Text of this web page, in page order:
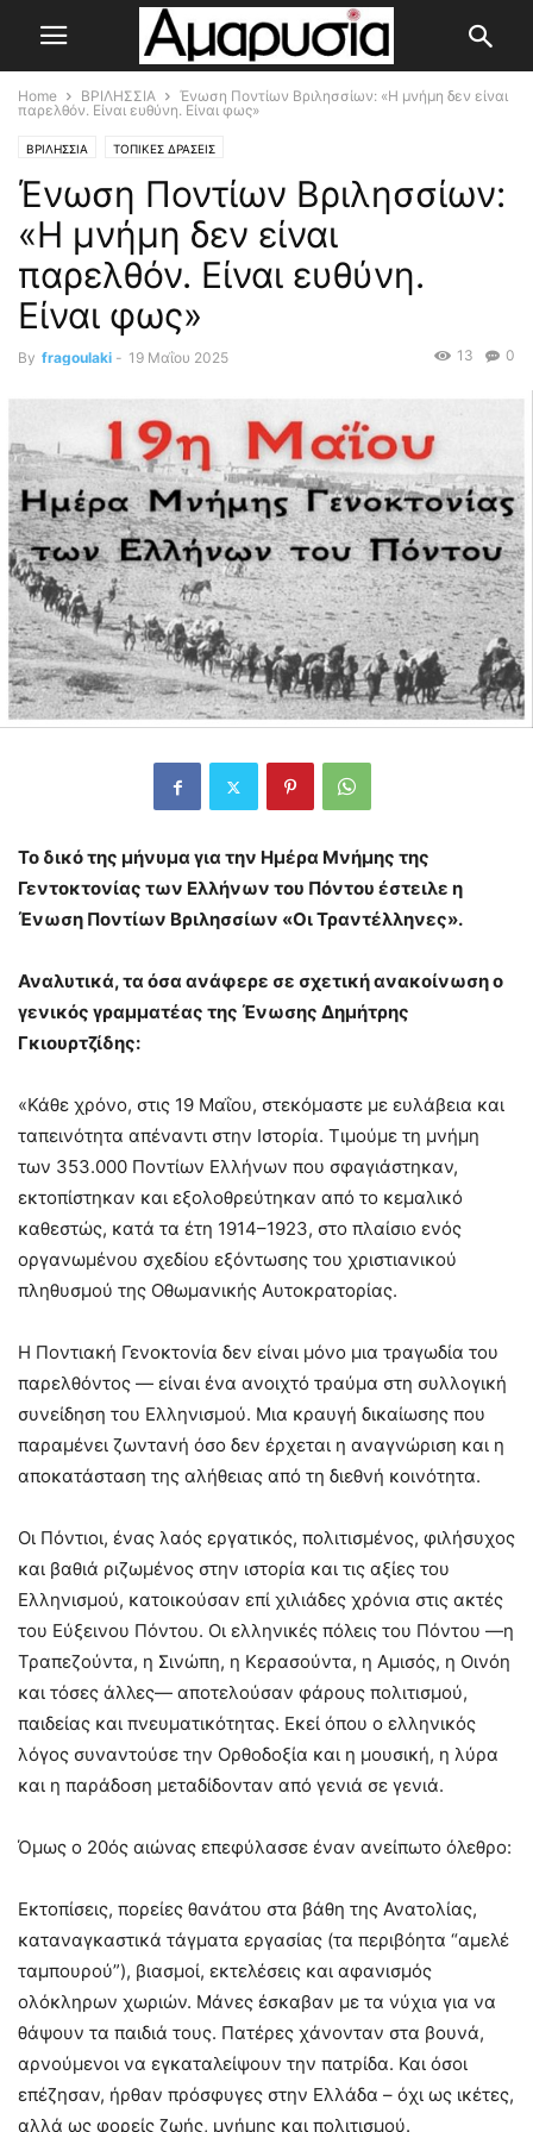
Home ΒΡΙΛΗΣΣΙΑ
Ένωση Ποντίων Βριλησσίων: «Η μνήμη δεν είναι
παρελθόν. Είναι ευθύνη. Είναι φως»
ΒΡΙΛΗΣΣΙΑ ΤΟΠΙΚΕΣ ΔΡΑΣΕΙΣ
Ένωση Ποντίων Βριλησσίων:
«Η μνήμη δεν είναι
παρελθόν. Είναι ευθύνη.
Είναι φως»
By fragoulaki - 19 Μαΐου 2025 0
13
To δικό της μήνυμα για την Ημέρα Μνήμης της
Γεντοκτονίας των Ελλήνων του Πόντου έστειλε η
Ένωση Ποντίων Βριλησσίων «Οι Τραντέλληνες».
Αναλυτικά, τα όσα ανάφερε σε σχετική ανακοίνωση ο
γενικός γραμματέας της Ένωσης Δημήτρης
Γκιουρτζίδης:
«Κάθε χρόνο, στις 19 Μαΐου, στεκόμαστε με ευλάβεια και
ταπεινότητα απέναντι στην Ιστορία. Τιμούμε τη μνήμη
των 353.000 Ποντίων Ελλήνων που σφαγιάστηκαν,
εκτοπίστηκαν και εξολοθρεύτηκαν από το κεμαλικό
καθεστώς, κατά τα έτη 1914–1923, στο πλαίσιο ενός
οργανωμένου σχεδίου εξόντωσης του χριστιανικού
πληθυσμού της Οθωμανικής Αυτοκρατορίας.
Η Ποντιακή Γενοκτονία δεν είναι μόνο μια τραγωδία του
παρελθόντος — είναι ένα ανοιχτό τραύμα στη συλλογική
συνείδηση του Ελληνισμού. Μια κραυγή δικαίωσης που
παραμένει ζωντανή όσο δεν έρχεται η αναγνώριση και η
αποκατάσταση της αλήθειας από τη διεθνή κοινότητα.
Οι Πόντιοι, ένας λαός εργατικός, πολιτισμένος, φιλήσυχος
και βαθιά ριζωμένος στην ιστορία και τις αξίες του
Ελληνισμού, κατοικούσαν επί χιλιάδες χρόνια στις ακτές
του Εύξεινου Πόντου. Οι ελληνικές πόλεις του Πόντου —η
Τραπεζούντα, η Σινώπη, η Κερασούντα, η Αμισός, η Οινόη
και τόσες άλλες— αποτελούσαν φάρους πολιτισμού,
παιδείας και πνευματικότητας. Εκεί όπου ο ελληνικός
λόγος συναντούσε την Ορθοδοξία και η μουσική, η λύρα
και η παράδοση μεταδίδονταν από γενιά σε γενιά.
Όμως ο 20ός αιώνας επεφύλασσε έναν ανείπωτο όλεθρο:
Εκτοπίσεις, πορείες θανάτου στα βάθη της Ανατολίας,
καταναγκαστικά τάγματα εργασίας (τα περιβόητα “αμελέ
ταμπουρού”), βιασμοί, εκτελέσεις και αφανισμός
ολόκληρων χωριών. Μάνες έσκαβαν με τα νύχια για να
θάψουν τα παιδιά τους. Πατέρες χάνονταν στα βουνά,
αρνούμενοι να εγκαταλείψουν την πατρίδα. Και όσοι
επέζησαν, ήρθαν πρόσφυγες στην Ελλάδα – όχι ως ικέτες,
αλλά ως φορείς ζωής, μνήμης και πολιτισμού.